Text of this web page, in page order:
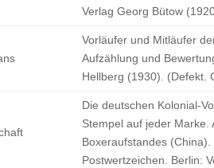
Verlag Georg Bütow
Vorläufer und Mitläufer
Aufzählung und
Hellberg (1930). (Defekt.
Die deutschen Kolonial-
Stempel auf jeder Marke.
Boxeraufstandes
Postwertzeichen. Berlin: